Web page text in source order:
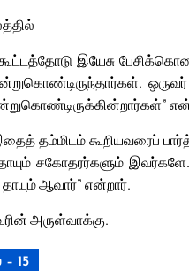
இயேசு
தம்மிடம் கூறியவரைப்
தாயும் சகோதரர்களும்
ஆவார்” என்றார்.
அருள்வாக்கு.
15